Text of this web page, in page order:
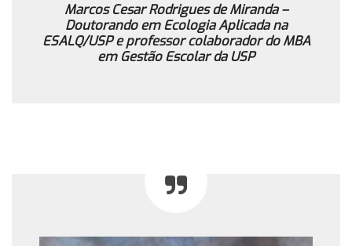
Marcos Cesar Rodrigues de Miranda –
Doutorando em Ecologia Aplicada na
ESALQ/USP e professor colaborador do MBA
em Gestão Escolar da USP